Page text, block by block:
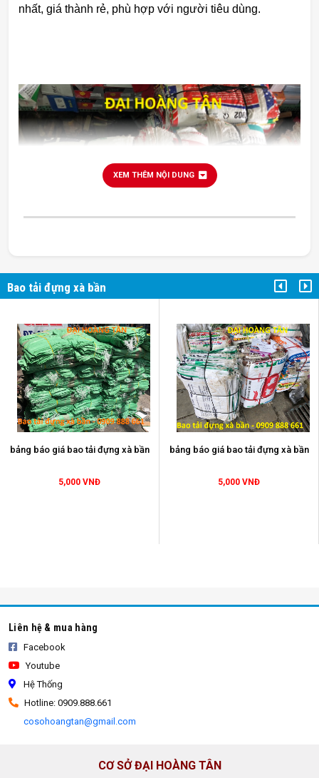
nhất, giá thành rẻ, phù hợp với người tiêu dùng.
XEM THÊM NỘI DUNG
Bao tải đựng xà bần
bảng báo giá bao tải đựng xà bần
5,000 VNĐ
bảng báo giá bao tải đựng xà bần
5,000 VNĐ
Liên hệ & mua hàng
Facebook
Youtube
Hệ Thống
Hotline: 0909.888.661
cosohoangtan@gmail.com
CƠ SỞ ĐẠI HOÀNG TÂN